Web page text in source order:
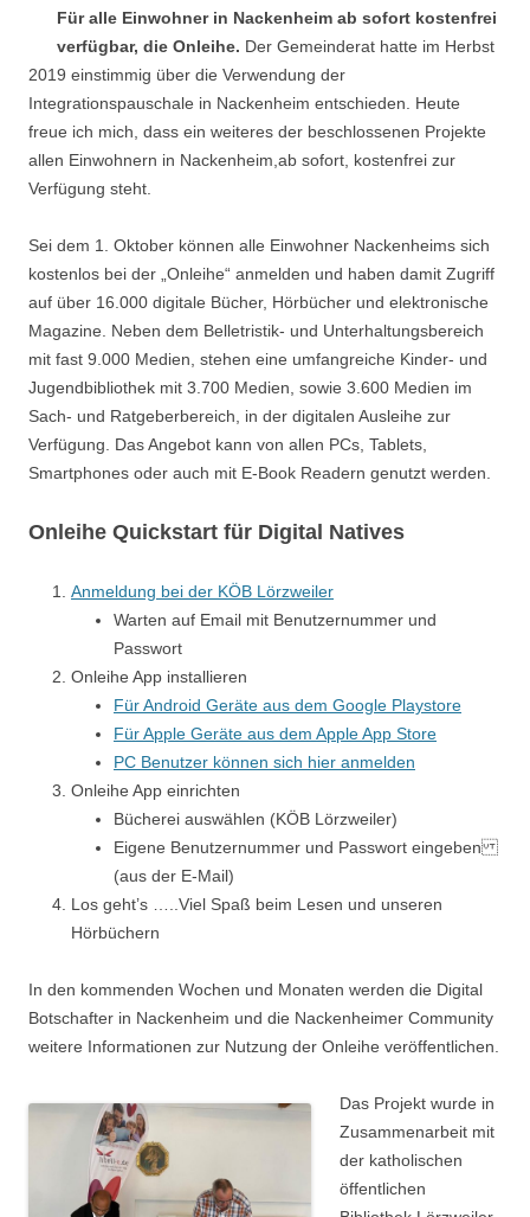
Für alle Einwohner in Nackenheim ab sofort kostenfrei
verfügbar, die Onleihe. Der Gemeinderat hatte im Herbst
2019 einstimmig über die Verwendung der
Integrationspauschale in Nackenheim entschieden. Heute
freue ich mich, dass ein weiteres der beschlossenen Projekte
allen Einwohnern in Nackenheim,ab sofort, kostenfrei zur
Verfügung steht.
Sei dem 1. Oktober können alle Einwohner Nackenheims sich
kostenlos bei der „Onleihe“ anmelden und haben damit Zugriff
auf über 16.000 digitale Bücher, Hörbücher und elektronische
Magazine. Neben dem Belletristik- und Unterhaltungsbereich
mit fast 9.000 Medien, stehen eine umfangreiche Kinder- und
Jugendbibliothek mit 3.700 Medien, sowie 3.600 Medien im
Sach- und Ratgeberbereich, in der digitalen Ausleihe zur
Verfügung. Das Angebot kann von allen PCs, Tablets,
Smartphones oder auch mit E-Book Readern genutzt werden.
Onleihe Quickstart für Digital Natives
Anmeldung bei der KÖB Lörzweiler
Warten auf Email mit Benutzernummer und
Passwort
Onleihe App installieren
Für Android Geräte aus dem Google Playstore
Für Apple Geräte aus dem Apple App Store
PC Benutzer können sich hier anmelden
Onleihe App einrichten
Bücherei auswählen (KÖB Lörzweiler)
Eigene Benutzernummer und Passwort eingeben
(aus der E-Mail)
Los geht’s …..Viel Spaß beim Lesen und unseren
Hörbüchern
In den kommenden Wochen und Monaten werden die Digital
Botschafter in Nackenheim und die Nackenheimer Community
weitere Informationen zur Nutzung der Onleihe veröffentlichen.
Das Projekt wurde in
Zusammenarbeit mit
der katholischen
öffentlichen